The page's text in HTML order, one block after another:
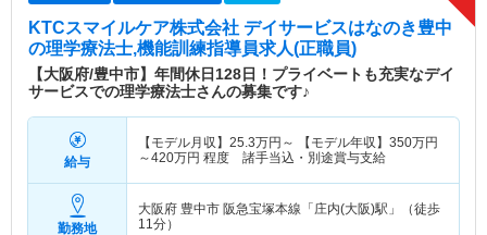
KTCスマイルケア株式会社 デイサービスはなのき豊中
の理学療法士,機能訓練指導員求人(正職員)
【大阪府/豊中市】年間休日128日！プライベートも充実なデイ
サービスでの理学療法士さんの募集です♪
給与
【モデル月収】 25.3万円～ 【モデル年収】 350万円
～420万円 程度 諸手当込・別途賞与支給
勤務地
大阪府 豊中市 阪急宝塚本線「庄内(大阪)駅」（徒歩
11分）